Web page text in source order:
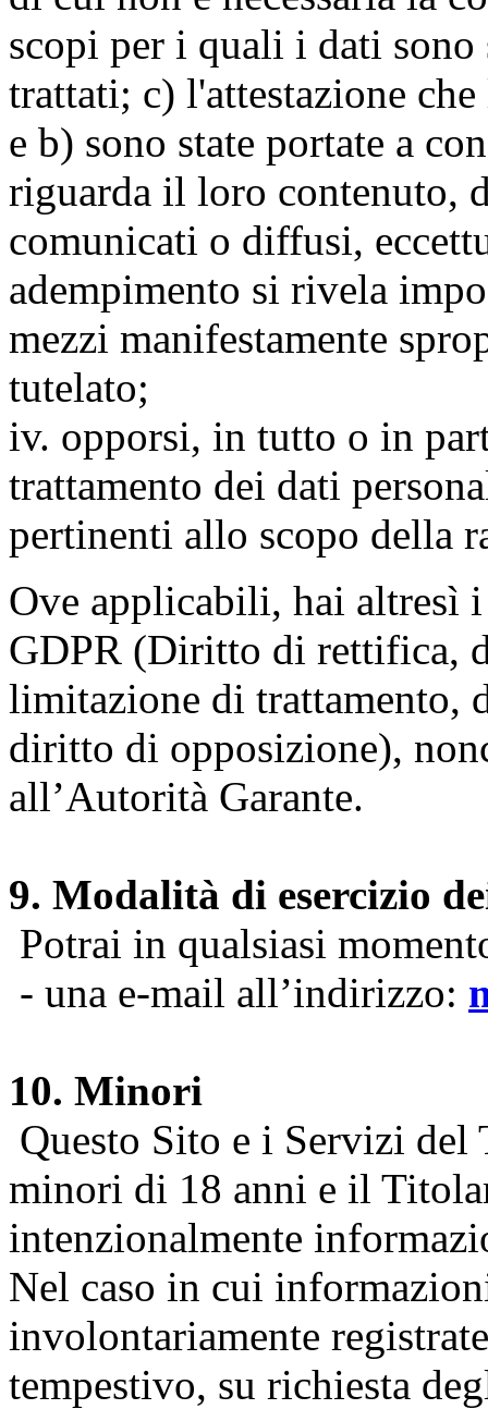
scopi per i quali i dati sono
trattati; c) l'attestazione
e b) sono state portate a
riguarda il loro contenuto,
comunicati o diffusi,
adempimento si rivela
mezzi manifestamente
tutelato;
iv. opporsi, in tutto o in
trattamento dei dati
pertinenti allo scopo della
Ove applicabili, hai
GDPR (Diritto di rettifica,
limitazione di trattamento,
diritto di opposizione),
all’Autorità Garante.
9. Modalità di esercizio
Potrai in qualsiasi
- una e-mail all’indirizzo:
10. Minori
Questo Sito e i Servizi del
minori di 18 anni e il
intenzionalmente
Nel caso in cui
involontariamente
tempestivo, su richiesta